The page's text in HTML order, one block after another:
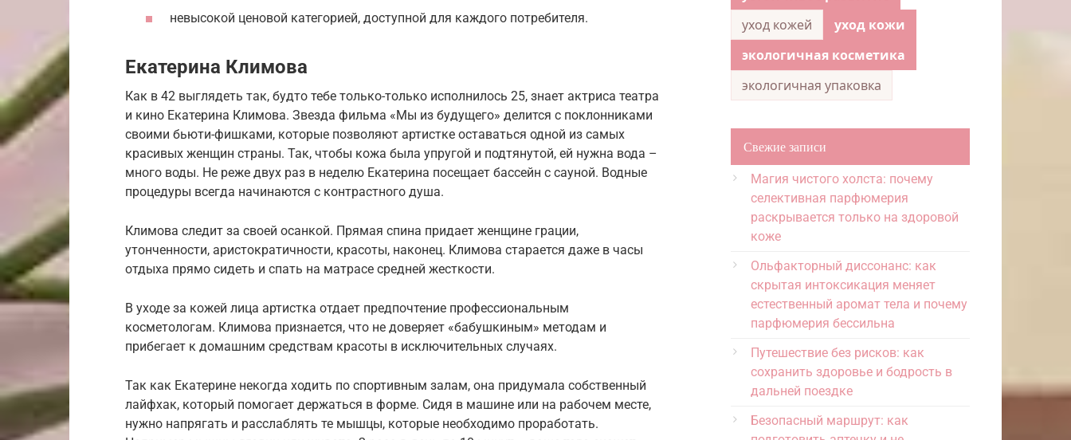
невысокой ценовой категорией, доступной для каждого потребителя.
Екатерина Климова
Как в 42 выглядеть так, будто тебе только-только исполнилось 25, знает актриса театра
и кино Екатерина Климова. Звезда фильма «Мы из будущего» делится с поклонниками
своими бьюти-фишками, которые позволяют артистке оставаться одной из самых
красивых женщин страны. Так, чтобы кожа была упругой и подтянутой, ей нужна вода –
много воды. Не реже двух раз в неделю Екатерина посещает бассейн с сауной. Водные
процедуры всегда начинаются с контрастного душа.
Климова следит за своей осанкой. Прямая спина придает женщине грации,
утонченности, аристократичности, красоты, наконец. Климова старается даже в часы
отдыха прямо сидеть и спать на матрасе средней жесткости.
В уходе за кожей лица артистка отдает предпочтение профессиональным
косметологам. Климова признается, что не доверяет «бабушкиным» методам и
прибегает к домашним средствам красоты в исключительных случаях.
Так как Екатерине некогда ходить по спортивным залам, она придумала собственный
лайфхак, который помогает держаться в форме. Сидя в машине или на рабочем месте,
нужно напрягать и расслаблять те мышцы, которые необходимо проработать.
уход кожей
уход кожи
экологичная косметика
экологичная упаковка
Свежие записи
Магия чистого холста: почему
селективная парфюмерия
раскрывается только на здоровой
коже
Ольфакторный диссонанс: как
скрытая интоксикация меняет
естественный аромат тела и почему
парфюмерия бессильна
Путешествие без рисков: как
сохранить здоровье и бодрость в
дальней поездке
Безопасный маршрут: как